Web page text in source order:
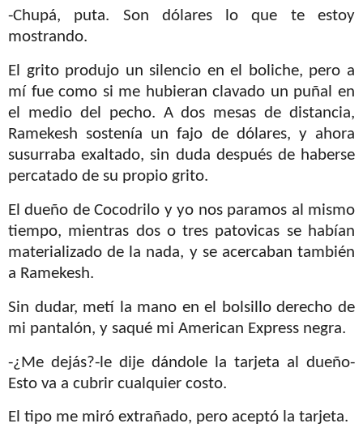
-Chupá, puta. Son dólares lo que te estoy
mostrando.
El grito produjo un silencio en el boliche, pero a
mí fue como si me hubieran clavado un puñal en
el medio del pecho. A dos mesas de distancia,
Ramekesh sostenía un fajo de dólares, y ahora
susurraba exaltado, sin duda después de haberse
percatado de su propio grito.
El dueño de Cocodrilo y yo nos paramos al mismo
tiempo, mientras dos o tres patovicas se habían
materializado de la nada, y se acercaban también
a Ramekesh.
Sin dudar, metí la mano en el bolsillo derecho de
mi pantalón, y saqué mi American Express negra.
-¿Me dejás?-le dije dándole la tarjeta al dueño-
Esto va a cubrir cualquier costo.
El tipo me miró extrañado, pero aceptó la tarjeta.